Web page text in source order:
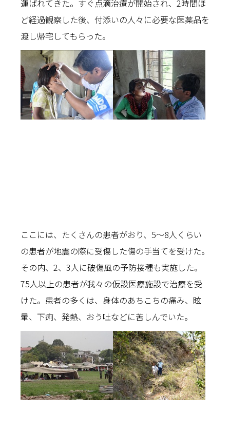
運ばれてきた。すぐ点滴治療が開始され、2時間ほ
ど経過観察した後、付添いの人々に必要な医薬品を
渡し帰宅してもらった。
ここには、たくさんの患者がおり、5～8人くらい
の患者が地震の際に受傷した傷の手当てを受けた。
その内、2、3人に破傷風の予防接種も実施した。
75人以上の患者が我々の仮設医療施設で治療を受
けた。患者の多くは、身体のあちこちの痛み、眩
暈、下痢、発熱、おう吐などに苦しんでいた。